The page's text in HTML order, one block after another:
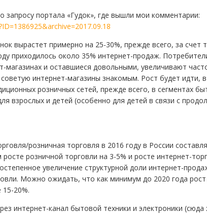
портала «Гудок», где вышли мои комментарии:
вырастет примерно на 25-30%, прежде всего, за счет
приходилось около 35% интернет-продаж.
магазинах и оставшиеся довольными, увеличивают
интернет-магазины знакомым. Рост будет идти,
розничных сетей, прежде всего, в сегментах
взрослых и детей (особенно для детей в связи с
розничная торговля в 2016 году в России
розничной торговли на 3-5% и росте интернет-
увеличение структурной доли интернет-
Можно ожидать, что как минимум до 2020 года рост
20%.
интернет-канал бытовой техники и электроники (сюда